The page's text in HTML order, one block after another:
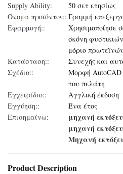
Supply Ability:
50 σετ ετησίως
Όνομα προϊόντος:: Γραμμή
Εφαρμογή::
Χρησιμοποίησε
σκόνη
μόριο
Κατάσταση::
Συνεχής και
Σχέδιο::
Μορφή
του πελάτη
Εγχειρίδιο::
Αγγλική έκδοση
Εγγύηση::
Ένα έτος
Επισημαίνω:
μηχανή
μηχανή
Μηχανή
Product Description